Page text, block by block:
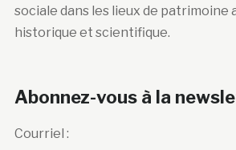
sociale dans les lieux de patrimoine
historique et scientifique.
Abonnez-vous à la
Courriel :